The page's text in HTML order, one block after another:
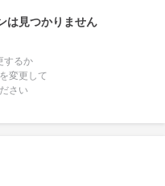
は見つかりません
するか
変更して
さい